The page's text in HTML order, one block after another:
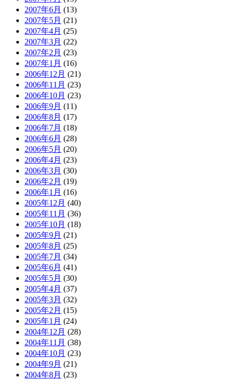
2007年6月 (13)
2007年5月 (21)
2007年4月 (25)
2007年3月 (22)
2007年2月 (23)
2007年1月 (16)
2006年12月 (21)
2006年11月 (23)
2006年10月 (23)
2006年9月 (11)
2006年8月 (17)
2006年7月 (18)
2006年6月 (28)
2006年5月 (20)
2006年4月 (23)
2006年3月 (30)
2006年2月 (19)
2006年1月 (16)
2005年12月 (40)
2005年11月 (36)
2005年10月 (18)
2005年9月 (21)
2005年8月 (25)
2005年7月 (34)
2005年6月 (41)
2005年5月 (30)
2005年4月 (37)
2005年3月 (32)
2005年2月 (15)
2005年1月 (24)
2004年12月 (28)
2004年11月 (38)
2004年10月 (23)
2004年9月 (21)
2004年8月 (23)